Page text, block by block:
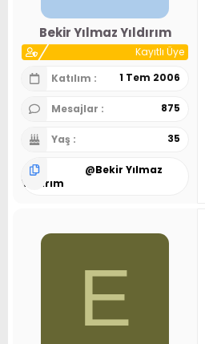
Bekir Yılmaz Yıldırım
Kayıtlı Üye
Katılım
1 Tem 2006
Mesajlar 875
Yaş 35
@Bekir Yılmaz
Yıldırım
E